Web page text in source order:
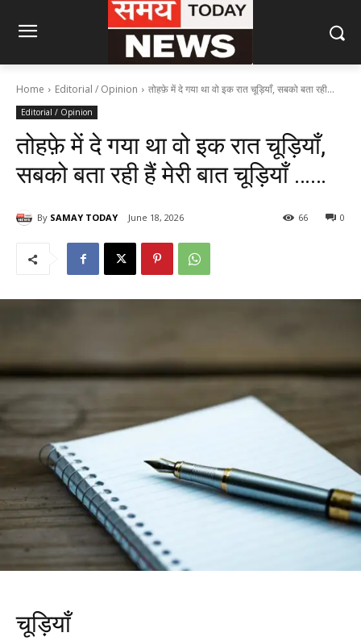
Home Editorial / Opinion तोहफ़े में दे गया था वो इक रात चूड़ियाँ, सबको बता रही...
Editorial / Opinion
तोहफ़े में दे गया था वो इक रात चूड़ियाँ,
सबको बता रही हैं मेरी बात चूड़ियाँ ……
By SAMAY TODAY June 18, 2026 0
66
चूड़ियाँ